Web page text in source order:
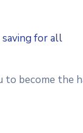
for all
become the